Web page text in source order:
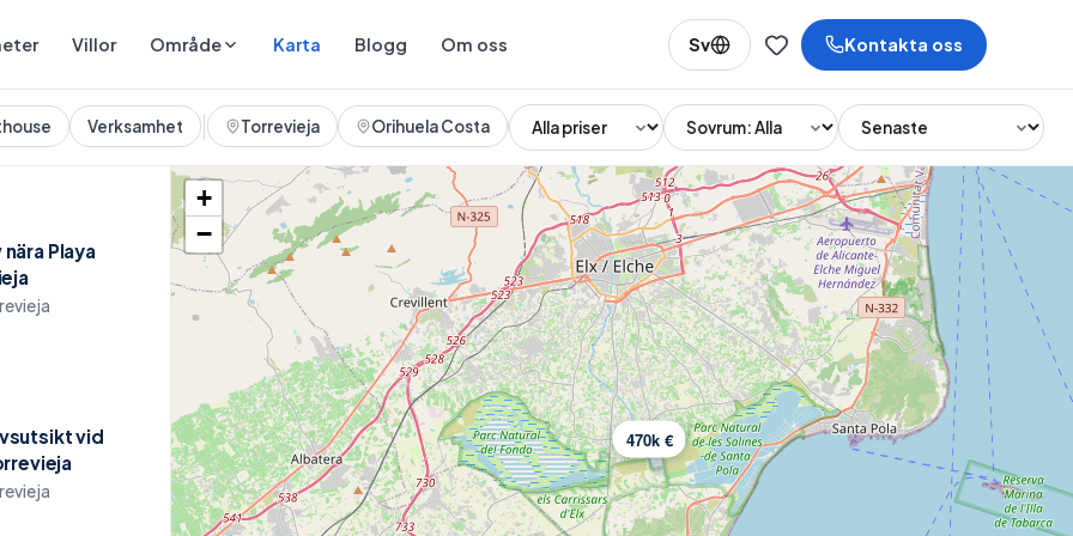
Villor Område Karta Blogg Om oss Sv Kontakta oss
Verksamhet Torrevieja Orihuela Costa San Pedro del Pinatar Ciudad Quesada
Playa
vid
470k €
+
−